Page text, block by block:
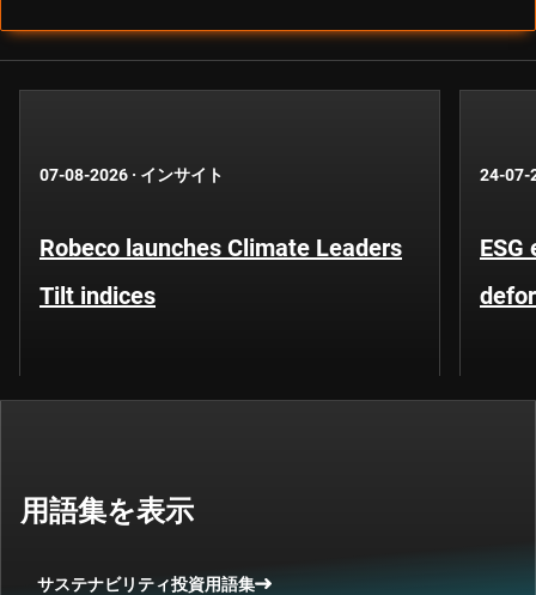
07-08-2026 · インサイト
Robeco launches Climate Leaders
Tilt indices
24-07-
用語集を表示
サステナビリティ投資用語集